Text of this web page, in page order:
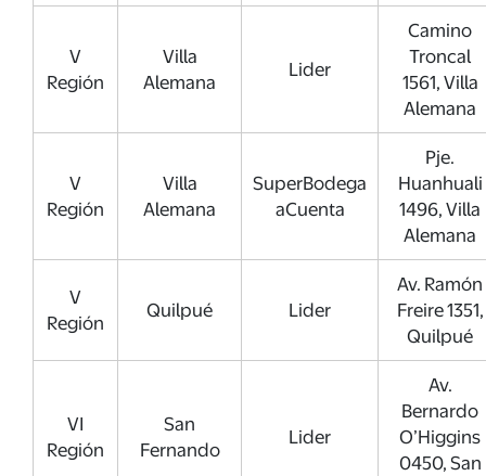
V
Región
Villa
Alemana
Lider
Camino
Troncal
1561, Villa
Alemana
V
Región
Villa
Alemana
SuperBodega
aCuenta
Pje.
Huanhuali
1496, Villa
Alemana
V
Región
Quilpué Lider
Av. Ramón
Freire 1351,
Quilpué
VI
Región
San
Fernando
Lider
Av.
Bernardo
O’Higgins
0450, San